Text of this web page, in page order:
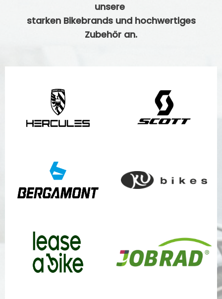
unsere
starken Bikebrands und hochwertiges
Zubehör an.